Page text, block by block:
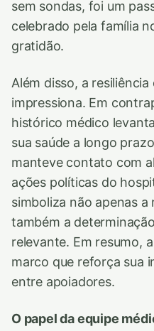
sem sondas, foi um
celebrado pela família
gratidão.
Além disso, a
impressiona. Em
histórico médico
sua saúde a longo
manteve contato com
ações políticas do
simboliza não apenas
também a
relevante. Em resumo,
marco que reforça sua
entre apoiadores.
O papel da equipe